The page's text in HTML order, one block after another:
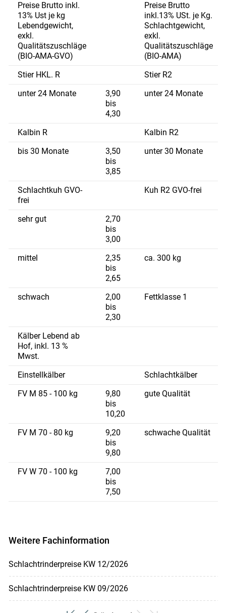
Preise Brutto inkl.
13% Ust je kg
Lebendgewicht,
exkl.
Qualitätszuschläge
(BIO-AMA-GVO)
Preise Brutto
inkl.13% USt. je Kg.
Schlachtgewicht,
exkl.
Qualitätszuschläge
(BIO-AMA)
Stier HKL. R
Stier R2
unter 24 Monate
3,90
bis
4,30
unter 24 Monate
Kalbin R
Kalbin R2
bis 30 Monate
3,50
bis
3,85
unter 30 Monate
Schlachtkuh GVO-
frei
Kuh R2 GVO-frei
sehr gut
2,70
bis
3,00
mittel
2,35
bis
2,65
ca. 300 kg
schwach
2,00
bis
2,30
Fettklasse 1
Kälber Lebend ab
Hof, inkl. 13 %
Mwst.
Einstellkälber
Schlachtkälber
FV M 85 - 100 kg
9,80
bis
10,20
gute Qualität
FV M 70 - 80 kg
9,20
bis
9,80
schwache Qualität
FV W 70 - 100 kg
7,00
bis
7,50
Weitere Fachinformation
Schlachtrinderpreise KW 12/2026
Schlachtrinderpreise KW 09/2026